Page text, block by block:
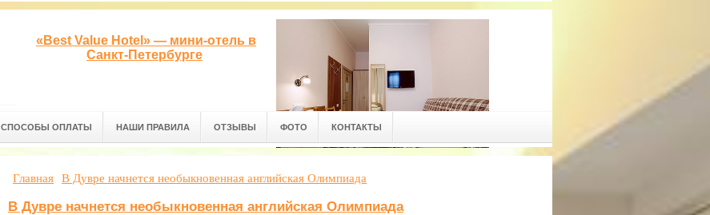
«Best Value Hotel» — мини-отель в
Санкт-Петербурге
СПОСОБЫ ОПЛАТЫ НАШИ ПРАВИЛА ОТЗЫВЫ ФОТО КОНТАКТЫ
Главная В Дувре начнется необыкновенная английская Олимпиада
В Дувре начнется необыкновенная английская Олимпиада